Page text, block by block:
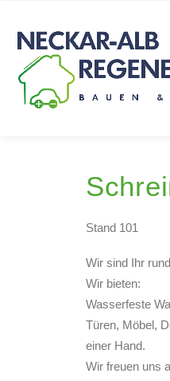
Stand 101
Wir sind Ihr
Wir bieten:
Wasserfeste
Türen, Möbel,
einer Hand.
Wir freuen uns